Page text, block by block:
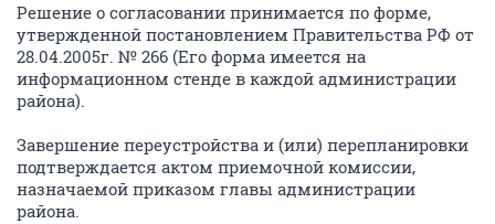
Решение о согласовании принимается по форме,
утвержденной постановлением Правительства РФ от
28.04.2005г. № 266 (Его форма имеется на
информационном стенде в каждой администрации
района).
Завершение переустройства и (или) перепланировки
подтверждается актом приемочной комиссии,
назначаемой приказом главы администрации
района.